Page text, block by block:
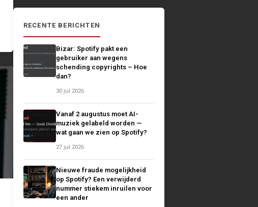
RECENTE BERICHTEN
Bizar: Spotify pakt een
gebruiker aan wegens
schending copyrights – Hoe
dan?
30 jul 2026
Vanaf 2 augustus moet AI-
muziek gelabeld worden —
wat gaan we zien op Spotify?
27 jul 2026
Nieuwe fraude mogelijkheid
op Spotify? Een verwijderd
nummer stiekem inruilen voor
een ander